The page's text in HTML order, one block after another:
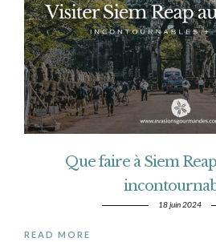
Que faire à Siem
18 juin 2024
READ MORE